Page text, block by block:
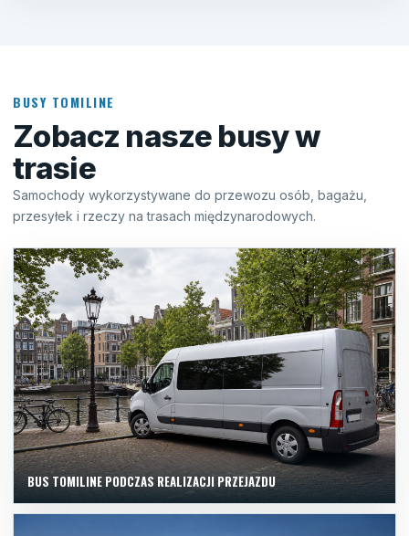
BUSY TOMILINE
Zobacz nasze busy w
trasie
Samochody wykorzystywane do przewozu osób, bagażu,
przesyłek i rzeczy na trasach międzynarodowych.
BUS TOMILINE PODCZAS REALIZACJI PRZEJAZDU